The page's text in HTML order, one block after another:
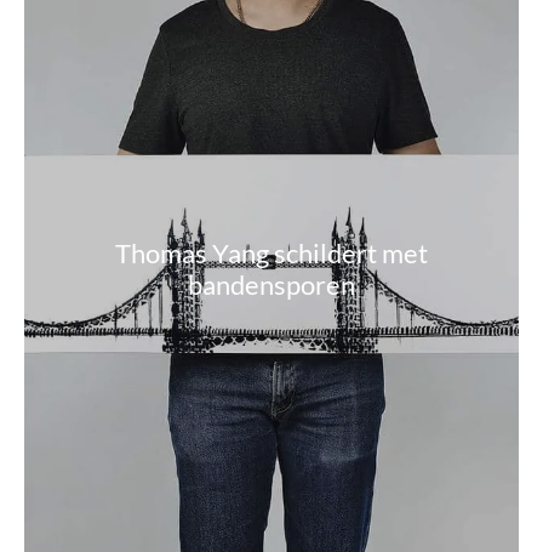
Thomas Yang schildert met
bandensporen